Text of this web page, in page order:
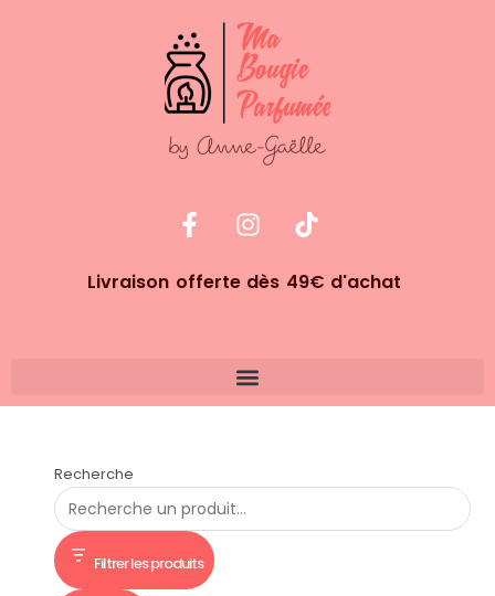
Livraison offerte dès 49€ d'achat
Recherche
Filtrer les produits